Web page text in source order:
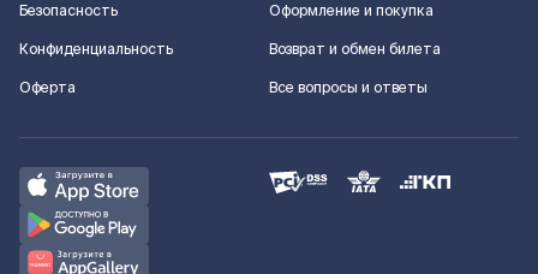
Безопасность
Конфиденциальность
Оферта
Оформление и покупка
Возврат и обмен билета
Все вопросы и ответы